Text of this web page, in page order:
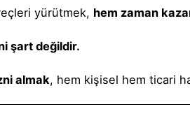
yürütmek, hem zaman
şart değildir.
almak, hem kişisel hem ticari